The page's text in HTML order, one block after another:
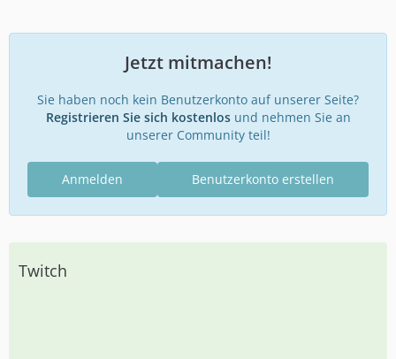
Jetzt mitmachen!
Sie haben noch kein Benutzerkonto auf unserer Seite?
Registrieren Sie sich kostenlosund nehmen Sie an
unserer Community teil!
Benutzerkonto erstellen
Anmelden
Twitch